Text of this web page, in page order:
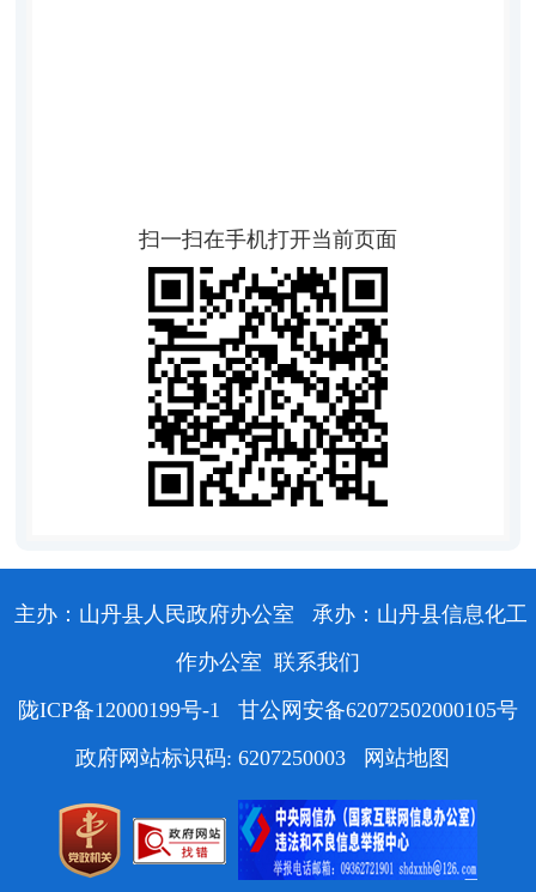
扫一扫在手机打开当前页面
主办：山丹县人民政府办公室
承办：山丹县信息化工
作办公室 联系我们
陇ICP备12000199号-1
甘公网安备62072502000105号
政府网站标识码: 6207250003
网站地图